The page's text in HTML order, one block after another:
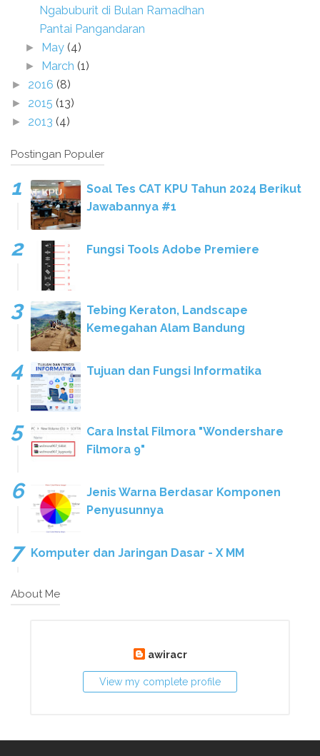
Ngabuburit di Bulan Ramadhan
Pantai Pangandaran
► May (4)
► March (1)
► 2016 (8)
► 2015 (13)
► 2013 (4)
Postingan Populer
Soal Tes CAT KPU Tahun 2024 Berikut
Jawabannya #1
Fungsi Tools Adobe Premiere
Tebing Keraton, Landscape
Kemegahan Alam Bandung
Tujuan dan Fungsi Informatika
Cara Instal Filmora "Wondershare
Filmora 9"
Jenis Warna Berdasar Komponen
Penyusunnya
Komputer dan Jaringan Dasar - X MM
About Me
awiracr
View my complete profile